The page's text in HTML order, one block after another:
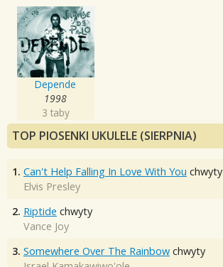
Depende
1998
3 taby
TOP PIOSENKI UKULELE (SIERPNIA)
1. Can't Help Falling In Love With You chwyty
Elvis Presley
2. Riptide chwyty
Vance Joy
3. Somewhere Over The Rainbow chwyty